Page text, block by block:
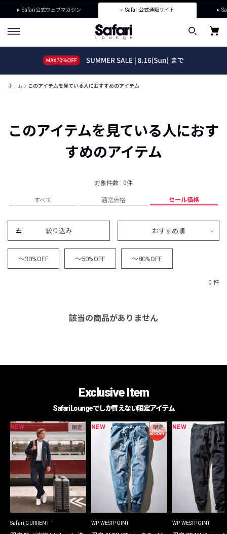
Safari公式ウェブマガジン Safari公式通販サイト
ホーム このアイテムを見ている人におすすめのアイテム
このアイテムを見ている人におす
すめのアイテム
対象件数 : 0件
すべて 通常価格 セール価格
絞り込み おすすめ順
～30%OFF ～50%OFF ～80%OFF
0 件
該当の商品がありません
Exclusive Item
Safari Loungeでしか買えない限定アイテム
NEW 限定
Safari CURRENT
NEW 限定
WP WESTPOINT
NEW
WP WESTPOINT